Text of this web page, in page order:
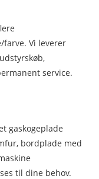
Vi leverer
service.
gaskogeplade
bordplade med
til dine behov.